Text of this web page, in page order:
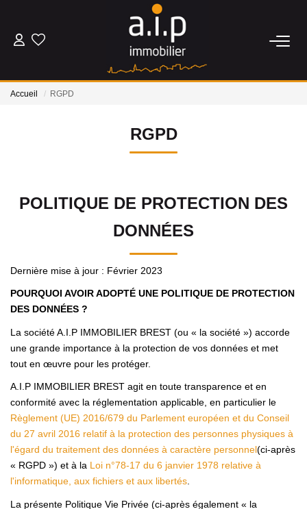
ACHETER
ESTIMER
NOS AGENCES
Qui Sommes Nous
Nos Actualités
CONTACT
Accueil RGPD
RGPD
POLITIQUE DE PROTECTION DES
DONNÉES
Dernière mise à jour : Février 2023
POURQUOI AVOIR ADOPTÉ UNE POLITIQUE DE PROTECTION
DES DONNÉES ?
La société A.I.P IMMOBILIER BREST (ou « la société ») accorde
une grande importance à la protection de vos données et met
tout en œuvre pour les protéger.
A.I.P IMMOBILIER BREST agit en toute transparence et en
conformité avec la réglementation applicable, en particulier le
Règlement (UE) 2016/679 du Parlement européen et du Conseil
du 27 avril 2016 relatif à la protection des personnes physiques à
l'égard du traitement des données à caractère personnel(ci-après
« RGPD ») et à la Loi n°78-17 du 6 janvier 1978 relative à
l'informatique, aux fichiers et aux libertés
La présente Politique Vie Privée (ci-après également « la